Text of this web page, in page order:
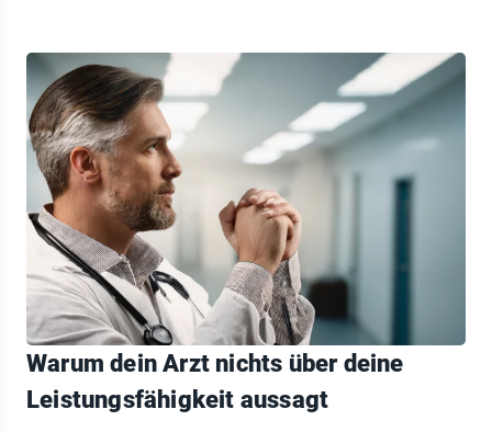
Warum dein Arzt nichts über deine
Leistungsfähigkeit aussagt